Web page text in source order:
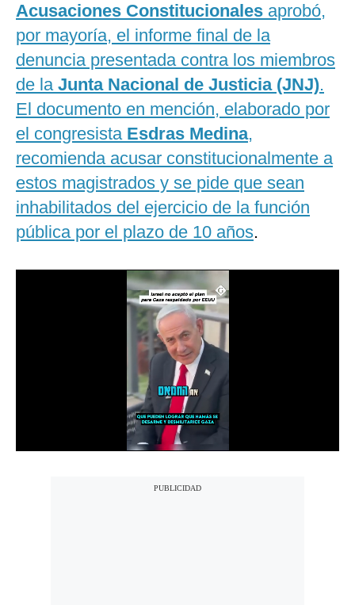
EEUU
México
España
Internacional
Tecnología
Club del Suscriptor
Mix
G de Gestión
Acusaciones Constitucionales aprobó,
por mayoría, el informe final de la
denuncia presentada contra los miembros
de la Junta Nacional de Justicia (JNJ).
El documento en mención, elaborado por
el congresista Esdras Medina,
recomienda acusar constitucionalmente a
estos magistrados y se pide que sean
inhabilitados del ejercicio de la función
pública por el plazo de 10 años.